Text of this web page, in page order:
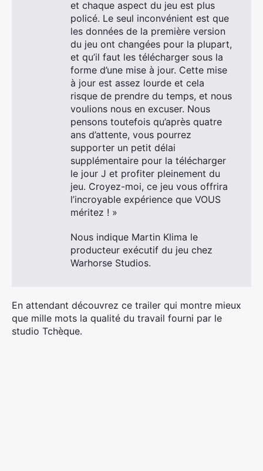
et chaque aspect du jeu est plus
policé. Le seul inconvénient est que
les données de la première version
du jeu ont changées pour la plupart,
et qu’il faut les télécharger sous la
forme d’une mise à jour. Cette mise
à jour est assez lourde et cela
risque de prendre du temps, et nous
voulions nous en excuser. Nous
pensons toutefois qu’après quatre
ans d’attente, vous pourrez
supporter un petit délai
supplémentaire pour la télécharger
le jour J et profiter pleinement du
jeu. Croyez-moi, ce jeu vous offrira
l’incroyable expérience que VOUS
méritez ! »
Nous indique Martin Klima le
producteur exécutif du jeu chez
Warhorse Studios.
En attendant découvrez ce trailer qui montre mieux
que mille mots la qualité du travail fourni par le
studio Tchèque.